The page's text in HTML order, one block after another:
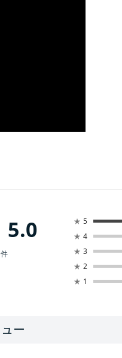
5.0
件
★ 5
★ 4
★ 3
★ 2
★ 1